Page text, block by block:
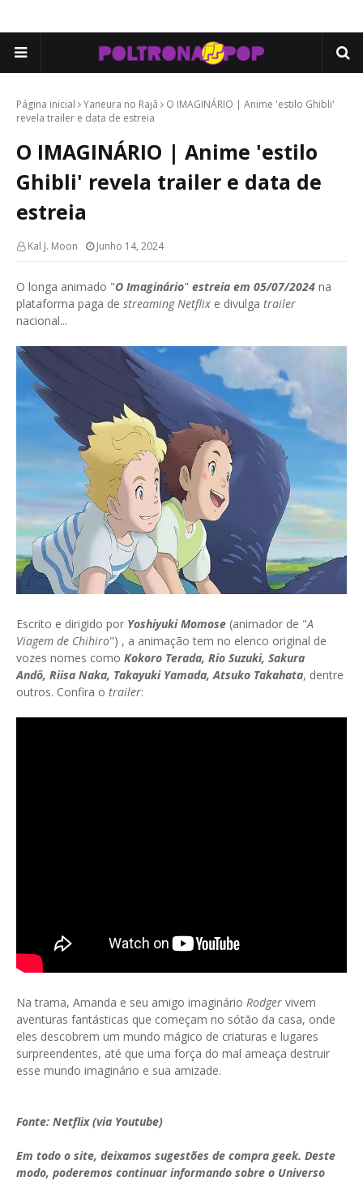
Página inicial Yaneura no Rajâ
O IMAGINÁRIO | Anime 'estilo Ghibli'
revela trailer e data de estreia
O IMAGINÁRIO | Anime 'estilo
Ghibli' revela trailer e data de
estreia
Kal J. Moon Junho 14, 2024
O longa animado "O Imaginário" estreia em 05/07/2024 na
plataforma paga de streaming Netflix e divulga trailer
nacional...
Escrito e dirigido por Yoshiyuki Momose (animador de "A
Viagem de Chihiro") , a animação tem no elenco original de
vozes nomes como Kokoro Terada, Rio Suzuki, Sakura
Andô, Riisa Naka, Takayuki Yamada, Atsuko Takahata, dentre
outros. Confira o trailer:
Na trama, Amanda e seu amigo imaginário Rodger vivem
aventuras fantásticas que começam no sótão da casa, onde
eles descobrem um mundo mágico de criaturas e lugares
surpreendentes, até que uma força do mal ameaça destruir
esse mundo imaginário e sua amizade.
Fonte: Netflix (via Youtube)
Em todo o site, deixamos sugestões de compra geek. Deste
modo, poderemos continuar informando sobre o Universo